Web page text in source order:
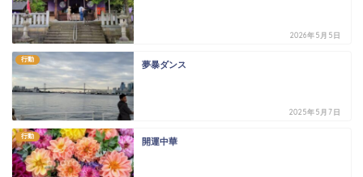
2026年5月5日
行動
夢暴ダンス
2025年5月7日
行動
開運中華